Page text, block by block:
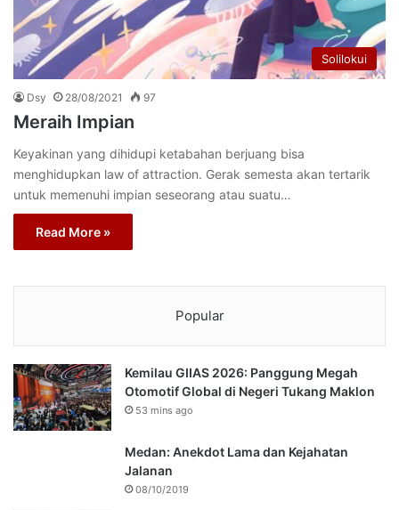
Solilokui
Dsy 28/08/2021 97
Meraih Impian
Keyakinan yang dihidupi ketabahan berjuang bisa
menghidupkan law of attraction. Gerak semesta akan tertarik
untuk memenuhi impian seseorang atau suatu…
Read More »
Popular
Kemilau GIIAS 2026: Panggung Megah
Otomotif Global di Negeri Tukang Maklon
53 mins ago
Medan: Anekdot Lama dan Kejahatan
Jalanan
08/10/2019